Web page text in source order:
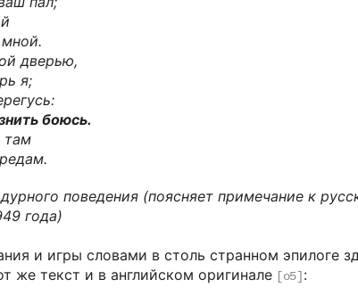
дверью,
я;
боюсь.
там
поведения (поясняет примечание к
года)
и игры словами в столь странном эпилоге
же текст и в английском оригинале [o5] :